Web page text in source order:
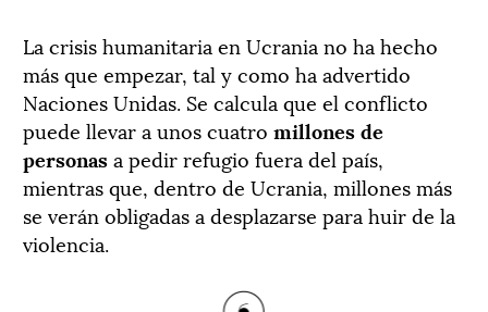
La crisis humanitaria en Ucrania no ha hecho
más que empezar, tal y como ha advertido
Naciones Unidas. Se calcula que el conflicto
puede llevar a unos cuatro millones de
personasa pedir refugio fuera del país,
mientras que, dentro de Ucrania, millones más
se verán obligadas a desplazarse para huir de la
violencia.